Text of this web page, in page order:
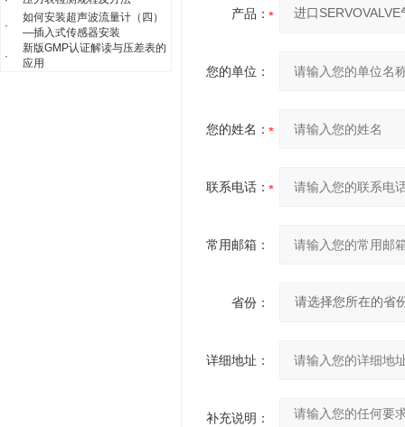
·
如何安装超声波流量计（四）
—插入式传感器安装
·
新版GMP认证解读与压差表的
应用
产品：
您的单位：
您的姓名：
联系电话：
常用邮箱：
省份：
详细地址：
补充说明：